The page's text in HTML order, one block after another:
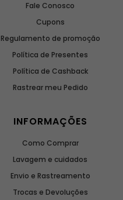
Fale Conosco
Cupons
Regulamento de promoção
Política de Presentes
Política de Cashback
Rastrear meu Pedido
INFORMAÇÕES
Como Comprar
Lavagem e cuidados
Envio e Rastreamento
Trocas e Devoluções